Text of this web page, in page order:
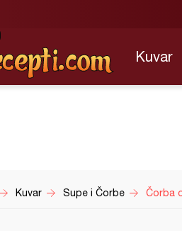
Kuvar
Kuvar Supe i Čorbe Čorba